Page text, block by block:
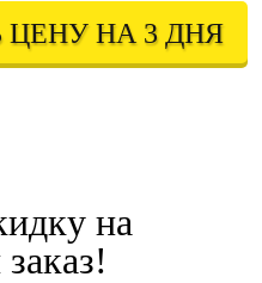
ЦЕНУ НА 3 ДНЯ
свое совершеннолетие,
на